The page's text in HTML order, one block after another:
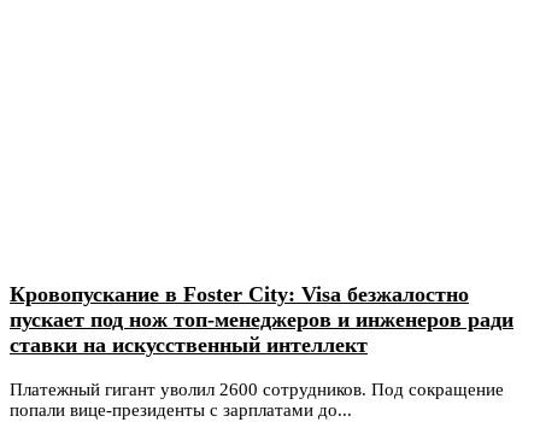
Кровопускание в Foster City: Visa безжалостно
пускает под нож топ-менеджеров и инженеров ради
ставки на искусственный интеллект
Платежный гигант уволил 2600 сотрудников. Под сокращение
попали вице-президенты с зарплатами до...